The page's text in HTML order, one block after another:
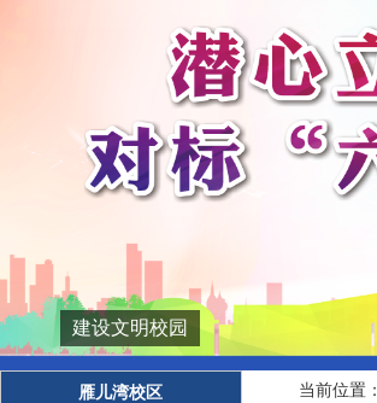
建设文明校园
雁儿湾校区 当前位置：